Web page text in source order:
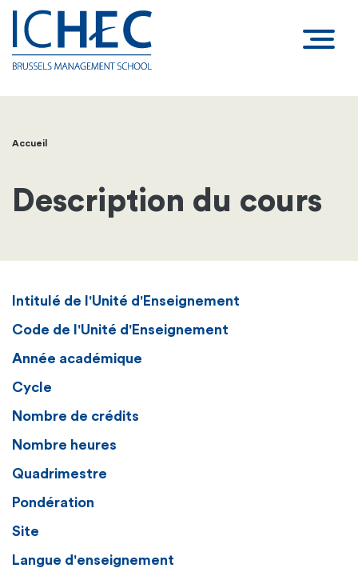
Fil
d'Ariane
Accueil
Description du cours
Intitulé de l'Unité d'Enseignement
Code de l'Unité d'Enseignement
Année académique
Cycle
Nombre de crédits
Nombre heures
Quadrimestre
Pondération
Site
Langue d'enseignement